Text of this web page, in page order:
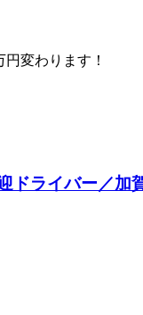
変わります！
ドライバー／加